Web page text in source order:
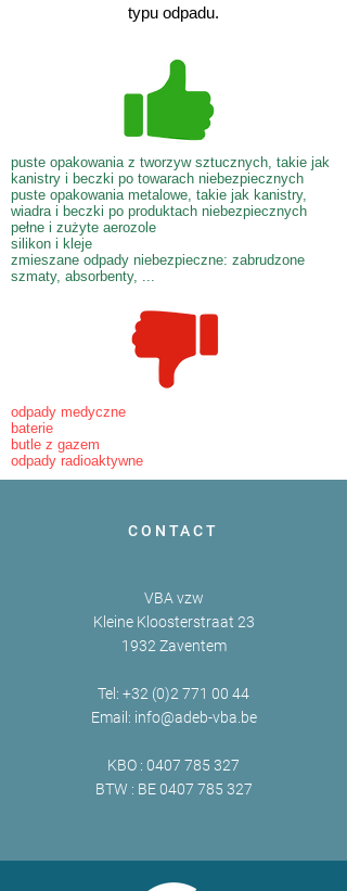
typu odpadu.
puste opakowania z tworzyw sztucznych, takie jak
kanistry i beczki po towarach niebezpiecznych
puste opakowania metalowe, takie jak kanistry,
wiadra i beczki po produktach niebezpiecznych
pełne i zużyte aerozole
silikon i kleje
zmieszane odpady niebezpieczne: zabrudzone
szmaty, absorbenty, ...
odpady medyczne
baterie
butle z gazem
odpady radioaktywne
CONTACT
VBA vzw
Kleine Kloosterstraat 23
1932 Zaventem
Tel: +32 (0)2 771 00 44
Email: info@adeb-vba.be
KBO : 0407 785 327
BTW : BE0407 785 327